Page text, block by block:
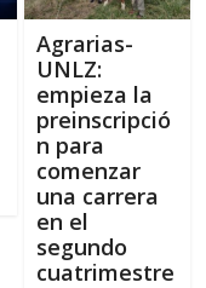
Agrarias-
UNLZ:
empieza la
preinscripció
n para
comenzar
una carrera
en el
segundo
cuatrimestre